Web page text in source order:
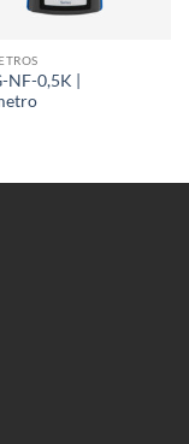
NF-0,5K |